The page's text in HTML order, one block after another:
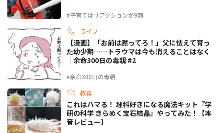
#子育てはリアクションが9割
ライフ
#余命300日の毒親
【漫画】「お前は黙ってろ！」父に怯えて育っ
た幼少期……トラウマは今も消えることはなく
｜余命300日の毒親 #2
教育
これはハマる！ 理科好きになる魔法キット『学
研の科学 きらめく宝石結晶』やってみた！【本
音レビュー】